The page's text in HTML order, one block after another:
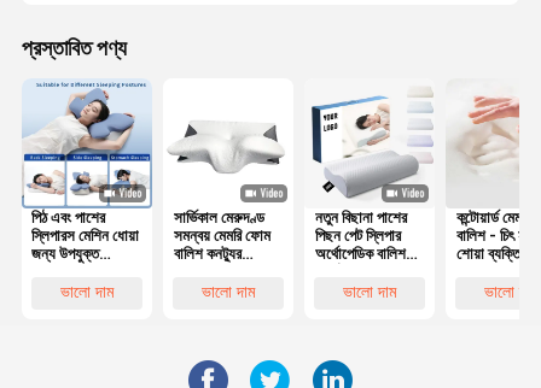
প্রস্তাবিত পণ্য
পিঠ এবং পাশের
স্লিপারস মেশিন ধোয়া
জন্য উপযুক্ত
কনট্যুরযুক্ত মেমরি
ভালো দাম
সার্ভিকাল মেরুদণ্ড
সমন্বয় মেমরি ফোম
বালিশ কনট্যুর
প্রজাপতি আকৃতির
ভালো দাম
নতুন বিছানা পাশের
পিছন পেট স্লিপার
অর্থোপেডিক বালিশ
আর্গোনমিক মেমরি
ভালো দাম
কন্টোয়ার্ড মেমরি
বালিশ - চিৎ হয়ে
শোয়া ব্যক্তিদের
সারিবদ্ধকরণের
ভালো দাম